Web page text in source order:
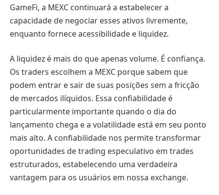
GameFi, a MEXC continuará a estabelecer a
capacidade de negociar esses ativos livremente,
enquanto fornece acessibilidade e liquidez.
A liquidez é mais do que apenas volume. É confiança.
Os traders escolhem a MEXC porque sabem que
podem entrar e sair de suas posições sem a fricção
de mercados ilíquidos. Essa confiabilidade é
particularmente importante quando o dia do
lançamento chega e a volatilidade está em seu ponto
mais alto. A confiabilidade nos permite transformar
oportunidades de trading especulativo em trades
estruturados, estabelecendo uma verdadeira
vantagem para os usuários em nossa exchange.